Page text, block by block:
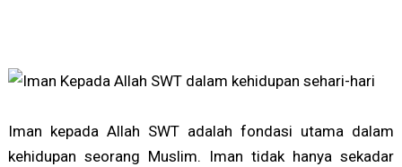
Iman kepada Allah SWT adalah fondasi utama dalam
kehidupan seorang Muslim. Iman tidak hanya sekadar